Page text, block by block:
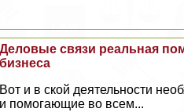
Деловые связи реальная
бизнеса
Вот и в ской деятельности
и помогающие во всем...